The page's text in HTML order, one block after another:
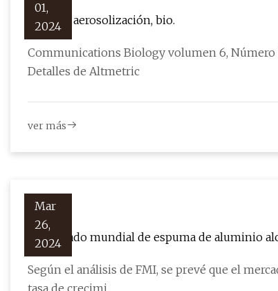
01,
2024
Flujo de aerosolización, bio.
Communications Biology volumen 6, Número
Detalles de Altmetric
ver más
Mar
26,
2024
El mercado mundial de espuma de aluminio
compuesta anual del 4,5%
Según el análisis de FMI, se prevé que el